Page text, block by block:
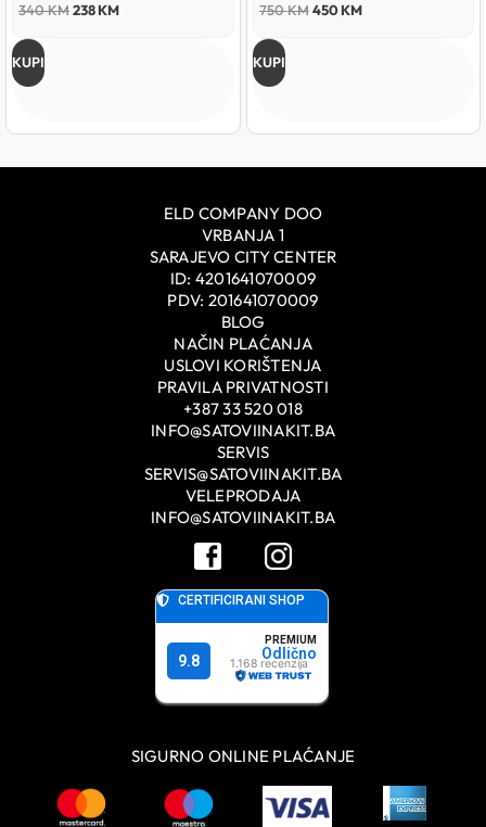
340KM238KM
KUPI
750KM 450KM
KUPI
ELD COMPANY DOO
VRBANJA 1
SARAJEVO CITY CENTER
ID: 4201641070009
PDV: 201641070009
BLOG
NAČIN PLAĆANJA
USLOVI KORIŠTENJA
PRAVILA PRIVATNOSTI
+387 33 520 018
INFO@SATOVIINAKIT.BA
SERVIS
SERVIS@SATOVIINAKIT.BA
VELEPRODAJA
INFO@SATOVIINAKIT.BA
SIGURNO ONLINE PLAĆANJE